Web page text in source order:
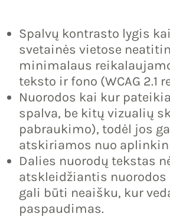
Spalvų kontrasto lygis
svetainės vietose
minimalaus
teksto ir fono (WCAG 2.1
Nuorodos kai kur
spalva, be kitų vizualių
pabraukimo), todėl jos
atskiriamos nuo
Dalies nuorodų tekstas
atskleidžiantis
gali būti neaišku, kur
paspaudimas.